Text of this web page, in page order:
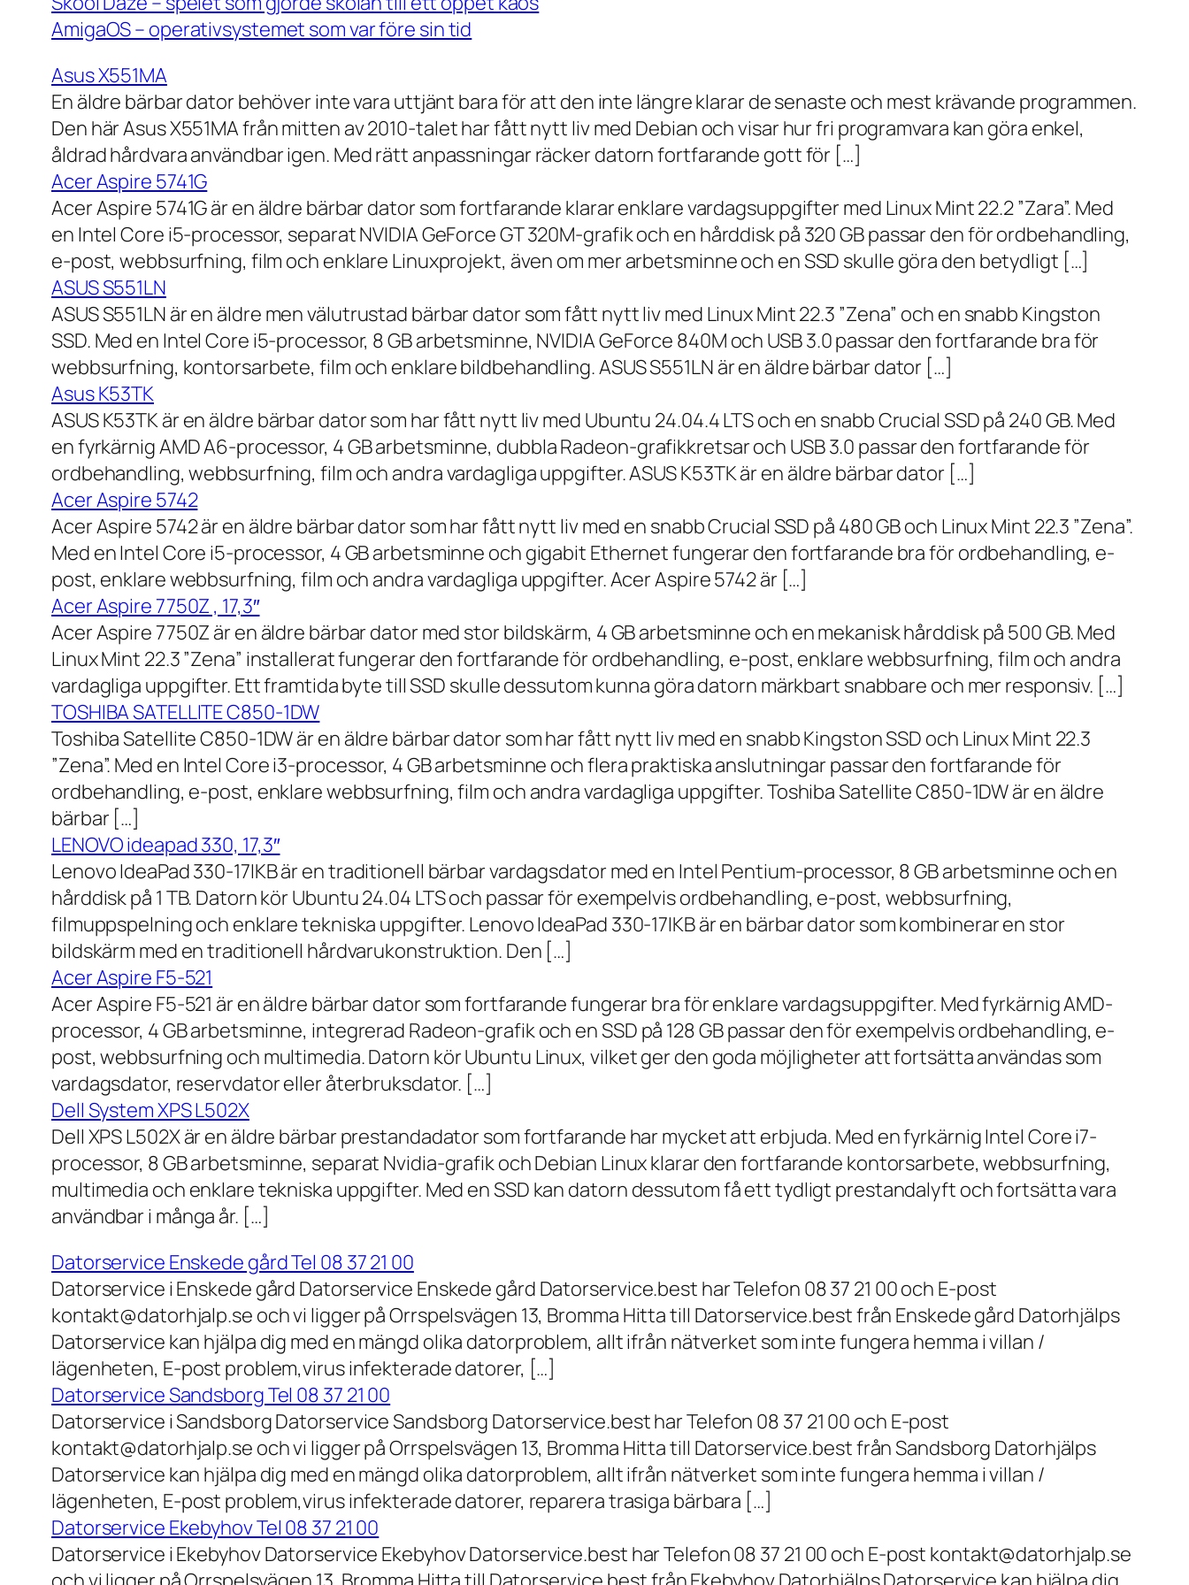
AmigaOS – operativsystemet som var före sin tid
Asus X551MA
En äldre bärbar dator behöver inte vara uttjänt bara för att den inte längre klarar de senaste och mest krävande programmen.
Den här Asus X551MA från mitten av 2010-talet har fått nytt liv med Debian och visar hur fri programvara kan göra enkel,
åldrad hårdvara användbar igen. Med rätt anpassningar räcker datorn fortfarande gott för […]
Acer Aspire 5741G
Acer Aspire 5741G är en äldre bärbar dator som fortfarande klarar enklare vardagsuppgifter med Linux Mint 22.2 ”Zara”. Med
en Intel Core i5-processor, separat NVIDIA GeForce GT 320M-grafik och en hårddisk på 320 GB passar den för ordbehandling,
e-post, webbsurfning, film och enklare Linuxprojekt, även om mer arbetsminne och en SSD skulle göra den betydligt […]
ASUS S551LN
ASUS S551LN är en äldre men välutrustad bärbar dator som fått nytt liv med Linux Mint 22.3 ”Zena” och en snabb Kingston
SSD. Med en Intel Core i5-processor, 8 GB arbetsminne, NVIDIA GeForce 840M och USB 3.0 passar den fortfarande bra för
webbsurfning, kontorsarbete, film och enklare bildbehandling. ASUS S551LN är en äldre bärbar dator […]
Asus K53TK
ASUS K53TK är en äldre bärbar dator som har fått nytt liv med Ubuntu 24.04.4 LTS och en snabb Crucial SSD på 240 GB. Med
en fyrkärnig AMD A6-processor, 4 GB arbetsminne, dubbla Radeon-grafikkretsar och USB 3.0 passar den fortfarande för
ordbehandling, webbsurfning, film och andra vardagliga uppgifter. ASUS K53TK är en äldre bärbar dator […]
Acer Aspire 5742
Acer Aspire 5742 är en äldre bärbar dator som har fått nytt liv med en snabb Crucial SSD på 480 GB och Linux Mint 22.3 ”Zena”.
Med en Intel Core i5-processor, 4 GB arbetsminne och gigabit Ethernet fungerar den fortfarande bra för ordbehandling, e-
post, enklare webbsurfning, film och andra vardagliga uppgifter. Acer Aspire 5742 är […]
Acer Aspire 7750Z , 17,3″
Acer Aspire 7750Z är en äldre bärbar dator med stor bildskärm, 4 GB arbetsminne och en mekanisk hårddisk på 500 GB. Med
Linux Mint 22.3 ”Zena” installerat fungerar den fortfarande för ordbehandling, e-post, enklare webbsurfning, film och andra
vardagliga uppgifter. Ett framtida byte till SSD skulle dessutom kunna göra datorn märkbart snabbare och mer responsiv. […]
TOSHIBA SATELLITE C850-1DW
Toshiba Satellite C850-1DW är en äldre bärbar dator som har fått nytt liv med en snabb Kingston SSD och Linux Mint 22.3
”Zena”. Med en Intel Core i3-processor, 4 GB arbetsminne och flera praktiska anslutningar passar den fortfarande för
ordbehandling, e-post, enklare webbsurfning, film och andra vardagliga uppgifter. Toshiba Satellite C850-1DW är en äldre
bärbar […]
LENOVO ideapad 330, 17,3″
Lenovo IdeaPad 330-17IKB är en traditionell bärbar vardagsdator med en Intel Pentium-processor, 8 GB arbetsminne och en
hårddisk på 1 TB. Datorn kör Ubuntu 24.04 LTS och passar för exempelvis ordbehandling, e-post, webbsurfning,
filmuppspelning och enklare tekniska uppgifter. Lenovo IdeaPad 330-17IKB är en bärbar dator som kombinerar en stor
bildskärm med en traditionell hårdvarukonstruktion. Den […]
Acer Aspire F5-521
Acer Aspire F5-521 är en äldre bärbar dator som fortfarande fungerar bra för enklare vardagsuppgifter. Med fyrkärnig AMD-
processor, 4 GB arbetsminne, integrerad Radeon-grafik och en SSD på 128 GB passar den för exempelvis ordbehandling, e-
post, webbsurfning och multimedia. Datorn kör Ubuntu Linux, vilket ger den goda möjligheter att fortsätta användas som
vardagsdator, reservdator eller återbruksdator. […]
Dell System XPS L502X
Dell XPS L502X är en äldre bärbar prestandadator som fortfarande har mycket att erbjuda. Med en fyrkärnig Intel Core i7-
processor, 8 GB arbetsminne, separat Nvidia-grafik och Debian Linux klarar den fortfarande kontorsarbete, webbsurfning,
multimedia och enklare tekniska uppgifter. Med en SSD kan datorn dessutom få ett tydligt prestandalyft och fortsätta vara
användbar i många år. […]
Datorservice Enskede gård Tel 08 37 21 00
Datorservice i Enskede gård Datorservice Enskede gård Datorservice.best har Telefon 08 37 21 00 och E-post
kontakt@datorhjalp.se och vi ligger på Orrspelsvägen 13, Bromma Hitta till Datorservice.best från Enskede gård Datorhjälps
Datorservice kan hjälpa dig med en mängd olika datorproblem, allt ifrån nätverket som inte fungera hemma i villan /
lägenheten, E-post problem,virus infekterade datorer, […]
Datorservice Sandsborg Tel 08 37 21 00
Datorservice i Sandsborg Datorservice Sandsborg Datorservice.best har Telefon 08 37 21 00 och E-post
kontakt@datorhjalp.se och vi ligger på Orrspelsvägen 13, Bromma Hitta till Datorservice.best från Sandsborg Datorhjälps
Datorservice kan hjälpa dig med en mängd olika datorproblem, allt ifrån nätverket som inte fungera hemma i villan /
lägenheten, E-post problem,virus infekterade datorer, reparera trasiga bärbara […]
Datorservice Ekebyhov Tel 08 37 21 00
Datorservice i Ekebyhov Datorservice Ekebyhov Datorservice.best har Telefon 08 37 21 00 och E-post kontakt@datorhjalp.se